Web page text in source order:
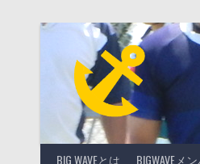
BIG WAVEとは BIGWAVEメ